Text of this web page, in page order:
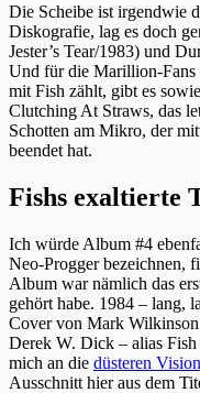
Die Scheibe ist irgendwie
Diskografie, lag es doch
Jester’s Tear/1983) und
Und für die Marillion-Fans
mit Fish zählt, gibt es
Clutching At Straws, das
Schotten am Mikro, der
beendet hat.
Fishs exaltierte
Ich würde Album #4
Neo-Progger bezeichnen,
Album war nämlich das
gehört habe. 1984 – lang,
Cover von Mark
Derek W. Dick – alias
mich an die düsteren
Ausschnitt hier aus dem